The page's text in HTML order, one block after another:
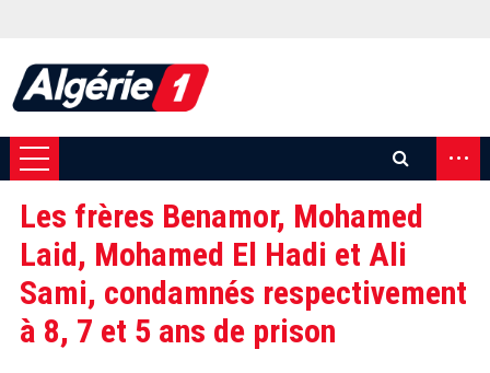
...
Les frères Benamor, Mohamed
Laid, Mohamed El Hadi et Ali
Sami, condamnés respectivement
à 8, 7 et 5 ans de prison